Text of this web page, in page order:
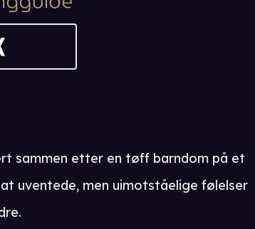
sammen etter en tøff barndom på et
uventede, men uimotståelige følelser